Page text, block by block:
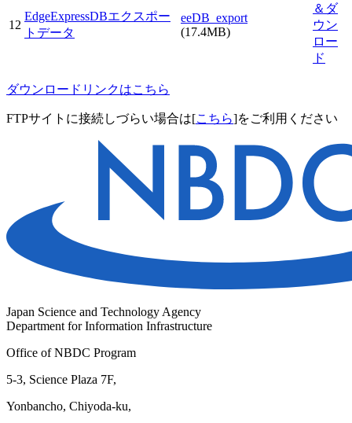
12
EdgeExpressDBエクスポー
トデータ
eeDB_export
(17.4MB)
＆ダ
ウン
ロー
ド
ダウンロードリンクはこちら
FTPサイトに接続しづらい場合は[こちら]をご利用ください
Japan Science and Technology Agency
Department for Information Infrastructure
Office of NBDC Program
5-3, Science Plaza 7F,
Yonbancho, Chiyoda-ku,